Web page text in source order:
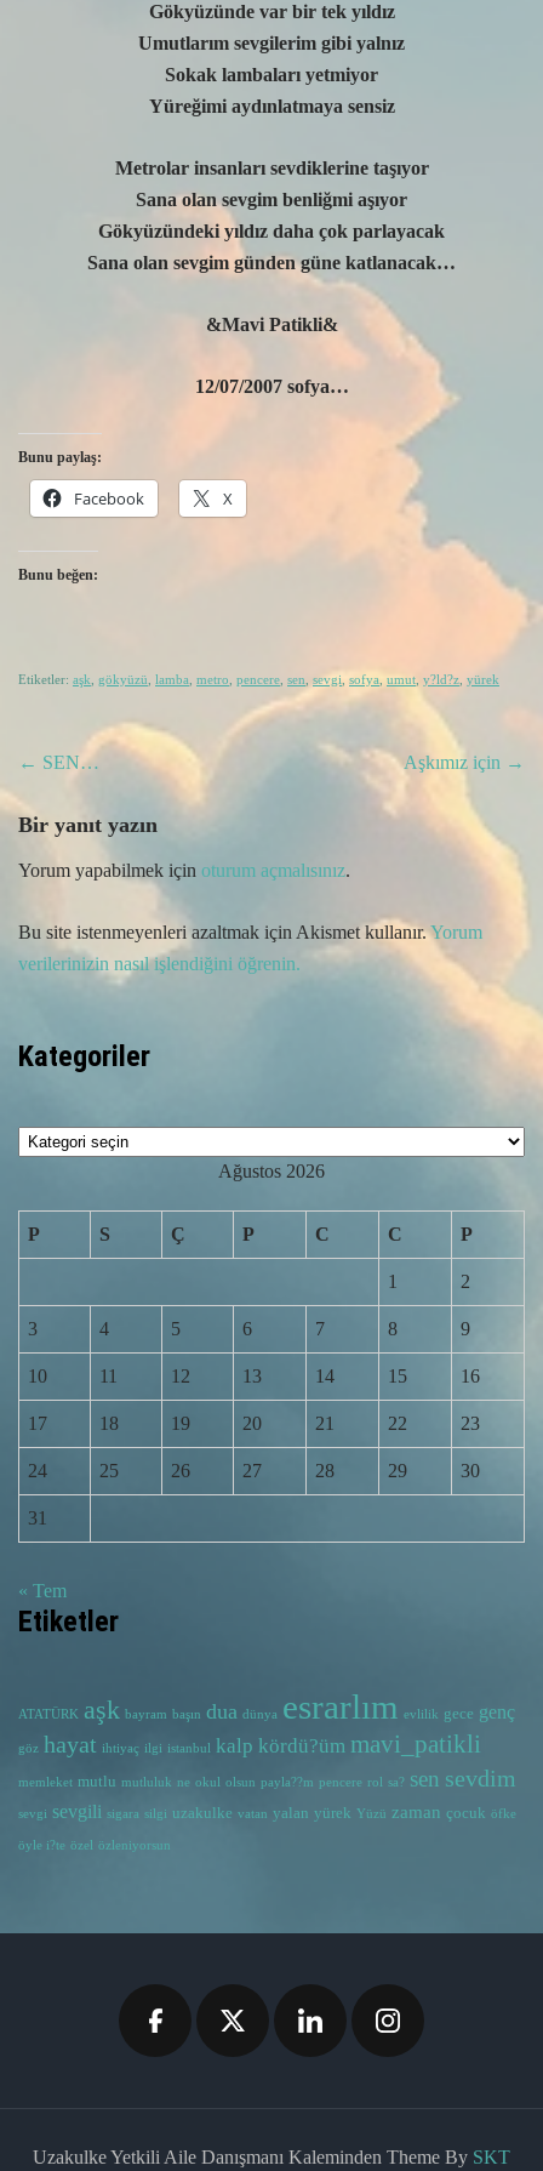
Gökyüzünde var bir tek yıldız
Umutlarım sevgilerim gibi yalnız
Sokak lambaları yetmiyor
Yüreğimi aydınlatmaya sensiz
Metrolar insanları sevdiklerine taşıyor
Sana olan sevgim benliğmi aşıyor
Gökyüzündeki yıldız daha çok parlayacak
Sana olan sevgim günden güne katlanacak…
&Mavi Patikli&
12/07/2007 sofya…
Bunu paylaş:
Facebook X
Bunu beğen:
Etiketler: aşk gökyüzü lamba metro pencere sen sevgi sofya umut y?ld?z yürek
Post
navigation
← SEN… Aşkımız için →
Bir yanıt yazın
Yorum yapabilmek için oturum açmalısınız.
Bu site istenmeyenleri azaltmak için Akismet kullanır.Yorum
verilerinizin nasıl işlendiğini öğrenin.
Kategoriler
Kategoriler
Ağustos 2026
P S Ç P C C P
1 2
3 4 5 6 7 8 9
10 11 12 13 14 15 16
17 18 19 20 21 22 23
24 25 26 27 28 29 30
31
« Tem
Etiketler
ATATÜRK aşk bayram başın dua dünya esrarlım evlilik gece genç
göz hayat ihtiyaç ilgi istanbul kalp kördü?üm mavi_patikli
memleket mutlu mutluluk ne okul olsun payla??m pencere rol sa? sen sevdim
sevgi sevgili sigara silgi uzakulke vatan yalan yürek Yüzü zaman çocuk öfke
öyle i?te özel özleniyorsun
Uzakulke Yetkili Aile Danışmanı Kaleminden Theme By SKT